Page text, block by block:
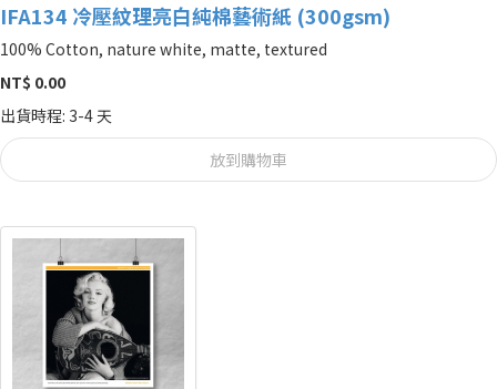
IFA134 冷壓紋理亮白純棉藝術紙 (300gsm)
100% Cotton, nature white, matte, textured
NT$ 0.00
出貨時程: 3-4 天
放到購物車